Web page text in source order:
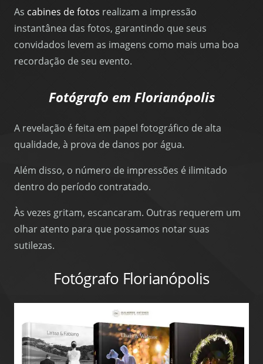
As cabines de fotos realizam a impressão
instantânea das fotos, garantindo que seus
convidados levem as imagens como mais uma boa
recordação de seu evento.
Fotógrafo em Florianópolis
A revelação é feita em papel fotográfico de alta
qualidade, à prova de danos por água.
Além disso, o número de impressões é ilimitado
dentro do período contratado.
Às vezes gritam, escancaram. Outras requerem um
olhar atento para que possamos notar suas
sutilezas.
Fotógrafo Florianópolis